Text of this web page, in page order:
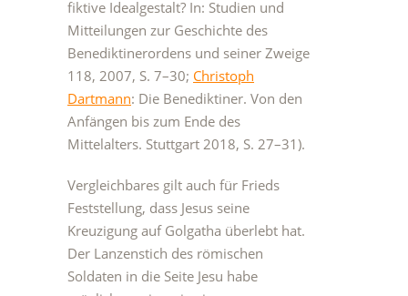
fiktive Idealgestalt? In: Studien und
Mitteilungen zur Geschichte des
Benediktinerordens und seiner Zweige
118, 2007, S. 7–30; Christoph
Dartmann: Die Benediktiner. Von den
Anfängen bis zum Ende des
Mittelalters. Stuttgart 2018, S. 27–31).
Vergleichbares gilt auch für Frieds
Feststellung, dass Jesus seine
Kreuzigung auf Golgatha überlebt hat.
Der Lanzenstich des römischen
Soldaten in die Seite Jesu habe